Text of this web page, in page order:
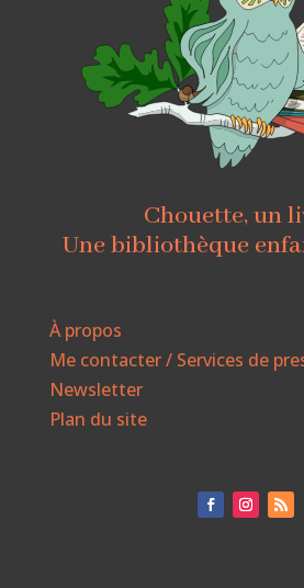
Chouette, un
Une bibliothèque
À propos
Me contacter / Services de
Newsletter
Plan du site